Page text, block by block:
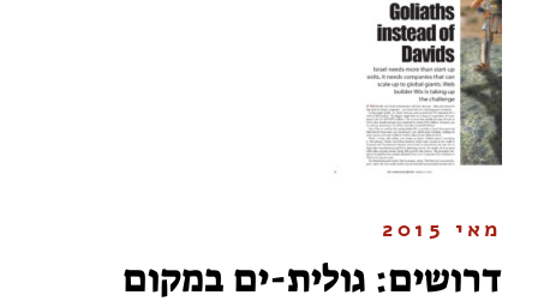
מאי 2015
דרושים: גולית-ים במקום